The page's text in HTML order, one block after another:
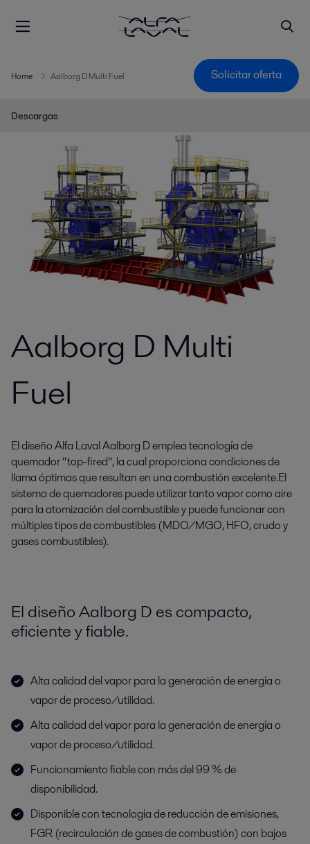
Home Aalborg D Multi Fuel Solicitar oferta
Descargas
Aalborg D Multi
Fuel
El diseño Alfa Laval Aalborg D emplea tecnología de
quemador “top-fired”, la cual proporciona condiciones de
llama óptimas que resultan en una combustión excelente.El
sistema de quemadores puede utilizar tanto vapor como aire
para la atomización del combustible y puede funcionar con
múltiples tipos de combustibles (MDO/MGO, HFO, crudo y
gases combustibles).
El diseño Aalborg D es compacto,
eficiente y fiable.
Alta calidad del vapor para la generación de energía o
vapor de proceso/utilidad.
Alta calidad del vapor para la generación de energía o
vapor de proceso/utilidad.
Funcionamiento fiable con más del 99 % de
disponibilidad.
Disponible con tecnología de reducción de emisiones,
FGR (recirculación de gases de combustión) con bajos